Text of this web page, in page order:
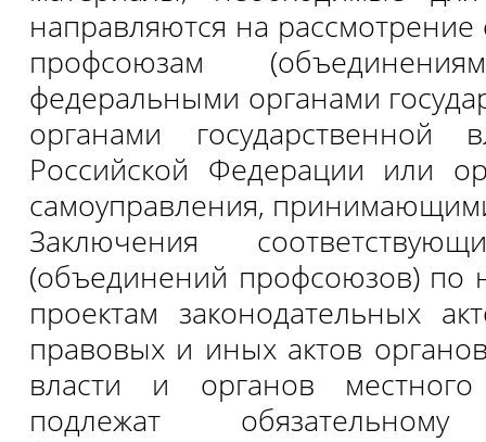
направляются на
профсоюзам
федеральными органами
органами государственной
Российской Федерации или
самоуправления,
Заключения
(объединений профсоюзов) по
проектам законодательных
правовых и иных актов
власти и органов местного
подлежат